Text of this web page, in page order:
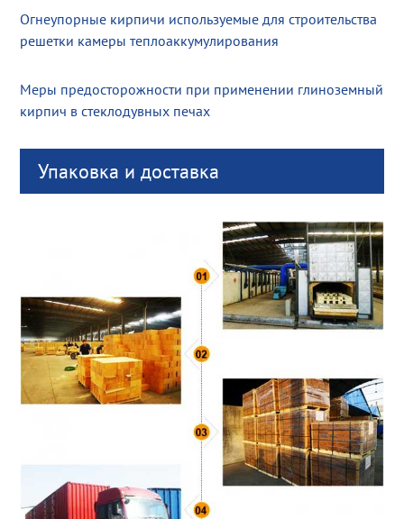
Огнеупорные кирпичи используемые для строительства
решетки камеры теплоаккумулирования
Меры предосторожности при применении глиноземный
кирпич в стеклодувных печах
Упаковка и доставка